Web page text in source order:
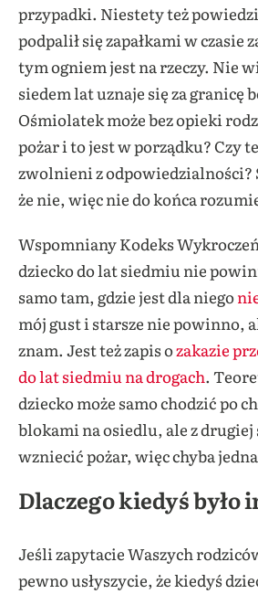
przypadki. Niestety też
podpalił się zapałkami w czasie
tym ogniem jest na rzeczy. Nie
siedem lat uznaje się za granicę
Ośmiolatek może bez opieki
pożar i to jest w porządku? Czy
zwolnieni z odpowiedzialności?
że nie, więc nie do końca
Wspomniany Kodeks
dziecko do lat siedmiu nie
samo tam, gdzie jest dla niego
mój gust i starsze nie powinno,
znam. Jest też zapis ozakazie
do lat siedmiu na drogach.
dziecko może samo chodzić po
blokami na osiedlu, ale z drugiej
wzniecić pożar, więc chyba
Dlaczego kiedyś było
Jeśli zapytacie Waszych
pewno usłyszycie, że kiedyś